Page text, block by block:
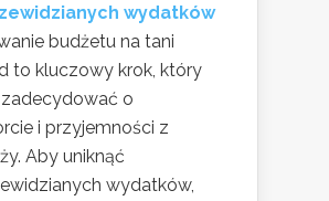
wydatków
budżetu na tani
to kluczowy krok, który
o
i przyjemności z
Aby uniknąć
wydatków,